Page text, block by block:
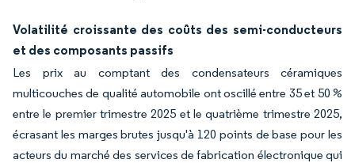
Volatilité croissante des coûts des semi-conducteurs
et des composants passifs
Les prix au comptant des condensateurs céramiques
multicouches de qualité automobile ont oscillé entre 35 et 50 %
entre le premier trimestre 2025 et le quatrième trimestre 2025,
écrasant les marges brutes jusqu'à 120 points de base pour les
acteurs du marché des services de fabrication électronique qui